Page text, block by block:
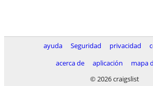
ayuda Seguridad privacidad
acerca de
aplicación
mapa
© 2026 craigslist